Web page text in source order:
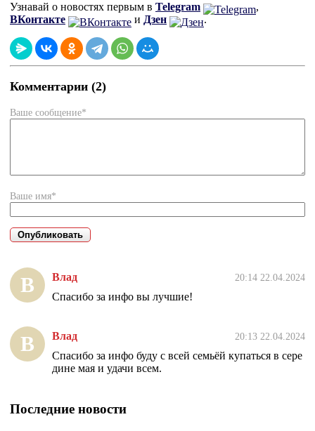
Узнавай о новостях первым в Telegram
,
ВКонтакте
и Дзен .
Комментарии (2)
Ваше сообщение*
Ваше имя*
В Влад 20:14 22.04.2024
Спасибо за инфо вы лучшие!
В Влад 20:13 22.04.2024
Спасибо за инфо буду с всей семьёй купаться в сере
дине мая и удачи всем.
Последние новости